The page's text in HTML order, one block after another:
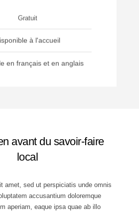
avant du savoir-faire
local
amet, sed ut perspiciatis unde omnis
accusantium doloremque
aperiam, eaque ipsa quae ab illo